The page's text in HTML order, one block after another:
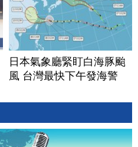
日本氣象廳緊盯白海豚颱
風 台灣最快下午發海警